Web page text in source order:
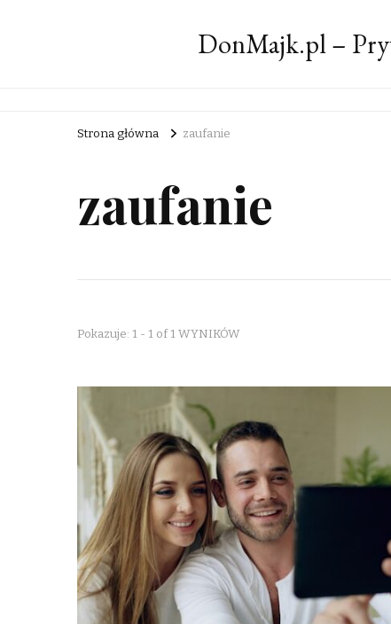
DonMajk.pl –
Strona główna zaufanie
zaufanie
Pokazuje: 1 - 1 of 1 WYNIKÓW